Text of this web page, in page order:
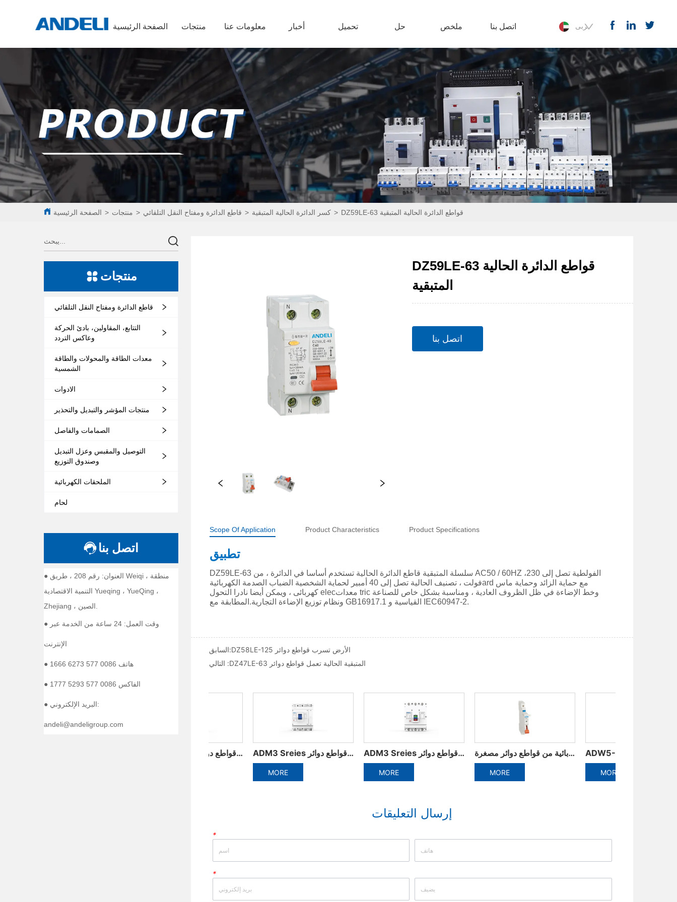
الصفحة الرئيسية منتجات معلومات عنا أخبار تحميل حل ملخص اتصل بنا عربى
الصفحة الرئيسية > منتجات > قاطع الدائرة ومفتاح النقل التلقائي > كسر الدائرة الحالية المتبقية > DZ59LE-63 قواطع الدائرة الحالية المتبقية
منتجات
قاطع الدائرة ومفتاح النقل التلقائي
التتابع، المقاولين، بادئ الحركة
وعاكس التردد
معدات الطاقة والمحولات والطاقة
الشمسية
الادوات
منتجات المؤشر والتبديل والتحذير
الصمامات والفاصل
التوصيل والمقبس وعزل التبديل
وصندوق التوزيع
الملحقات الكهربائية
لحام
اتصل بنا
● العنوان: رقم 208 ، طريق Weiqi ، منطقة
التنمية الاقتصادية Yueqing ، YueQing ،
Zhejiang ، الصين.
● وقت العمل: 24 ساعة من الخدمة عبر
الإنترنت
● هاتف 0086 577 6273 1666
● الفاكس 0086 577 5293 1777
● البريد الإلكتروني:
andeli@andeligroup.com
DZ59LE-63 قواطع الدائرة الحالية
المتبقية
اتصل بنا
Scope Of Application Product Characteristics Product Specifications
السابق:
DZ58LE-125 الأرض تسرب قواطع دوائر
التالي :
DZ47LE-63 المتبقية الحالية تعمل قواطع دوائر
ADM3 Sreies مصبوب قواطع دوائر الملحقات الكهربائية من قواطع دوائر مصغرة ADW5-1600 البلاستيك الإطار المتكاملة قاطع الدائرة
إرسال التعليقات
*
*